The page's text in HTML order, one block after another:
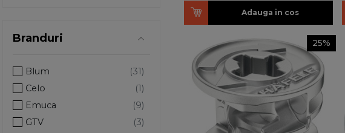
Branduri
Blum
Celo
Emuca
GTV
Adauga in cos
25%